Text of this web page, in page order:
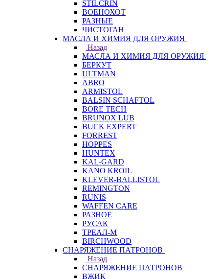
STILCRIN
ВОЕНОХОТ
РАЗНЫЕ
ЧИСТОГАН
МАСЛА И ХИМИЯ ДЛЯ ОРУЖИЯ
Назад
МАСЛА И ХИМИЯ ДЛЯ ОРУЖИЯ
БЕРКУТ
ULTMAN
ABRO
ARMISTOL
BALSIN SCHAFTOL
BORE TECH
BRUNOX LUB
BUCK EXPERT
FORREST
HOPPES
HUNTEX
KAL-GARD
KANO KROIL
KLEVER-BALLISTOL
REMINGTON
RUNIS
WAFFEN CARE
РАЗНОЕ
РУСАК
ТРЕАЛ-М
BIRCHWOOD
СНАРЯЖЕНИЕ ПАТРОНОВ
Назад
СНАРЯЖЕНИЕ ПАТРОНОВ
ВЖИК